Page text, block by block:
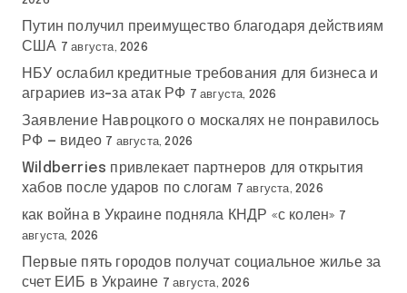
Путин получил преимущество благодаря действиям
США 7 августа, 2026
НБУ ослабил кредитные требования для бизнеса и
аграриев из-за атак РФ 7 августа, 2026
Заявление Навроцкого о москалях не понравилось
РФ — видео 7 августа, 2026
Wildberries привлекает партнеров для открытия
хабов после ударов по слогам 7 августа, 2026
как война в Украине подняла КНДР «с колен» 7
августа, 2026
Первые пять городов получат социальное жилье за
счет ЕИБ в Украине 7 августа, 2026